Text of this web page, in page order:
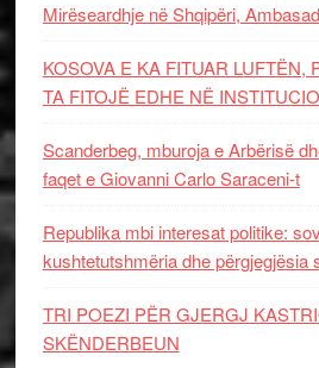
Mirëseardhje në Shqipëri,
KOSOVA E KA FITUAR LUFTËN,
TA FITOJË EDHE NË
Scanderbeg, mburoja e Arbërisë
faqet e Giovanni Carlo Saraceni-t
Republika mbi interesat politike:
kushtetutshmëria dhe përgjegjësia
TRI POEZI PËR GJERGJ
SKËNDERBEUN